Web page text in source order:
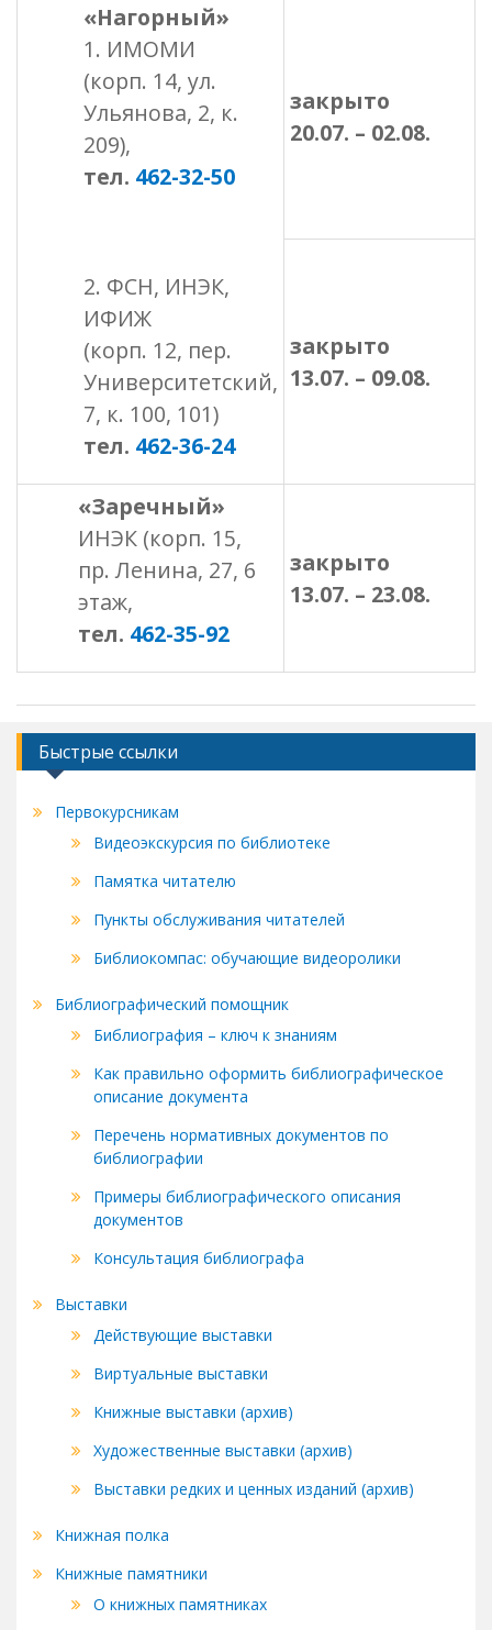
«Нагорный»
1. ИМОМИ
(корп. 14, ул.
Ульянова, 2, к.
209),
тел. 462-32-50
2. ФСН, ИНЭК,
ИФИЖ
(корп. 12, пер.
Университетский,
7, к. 100, 101)
тел. 462-36-24
закрыто
20.07. – 02.08.
закрыто
13.07. – 09.08.
«Заречный»
ИНЭК (корп. 15,
пр. Ленина, 27, 6
этаж,
тел. 462-35-92
закрыто
13.07. – 23.08.
Быстрые ссылки
Первокурсникам
Видеоэкскурсия по библиотеке
Памятка читателю
Пункты обслуживания читателей
Библиокомпас: обучающие видеоролики
Библиографический помощник
Библиография – ключ к знаниям
Как правильно оформить библиографическое
описание документа
Перечень нормативных документов по
библиографии
Примеры библиографического описания
документов
Консультация библиографа
Выставки
Действующие выставки
Виртуальные выставки
Книжные выставки (архив)
Художественные выставки (архив)
Выставки редких и ценных изданий (архив)
Книжная полка
Книжные памятники
О книжных памятниках